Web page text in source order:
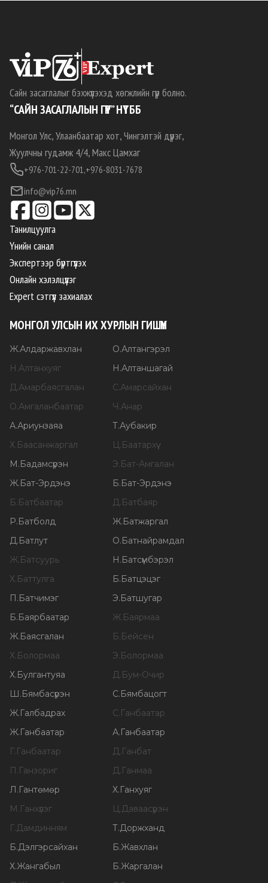
Сайн засаглалыг бэхжүүлэхэд хөгжлийн гүүр болно.
“САЙН ЗАСАГЛАЛЫН ГҮҮР” НҮТББ
Монгол Улс, Улаанбаатар хот, Чингэлтэй дүүрэг,
Жуулчны гудамж 4/4, Макс Цамхаг
+976-701-22-701,+976-8031-7678
info@vip76.mn
Танилцуулга
Үнийн санал
Экспертээр бүртгүүлэх
Онлайн хэлэлцүүлэг
Expert сэтгүүл захиалах
МОНГОЛ УЛСЫН ИХ ХУРЛЫН ГИШҮҮН
Ж.Алдаржавхлан О.Алтангэрэл
Н.Алтанхуяг Н.Алтаншагай
Д.Амарбаясгалан С.Амарсайхан
О.Амгаланбаатар Ч.Анар
А.Ариунзаяа Т.Аубакир
Х.Баасанжаргал Ц.Баатархүү
М.Бадамсүрэн Э.Бат-Амгалан
Ж.Бат-Эрдэнэ Б.Бат-Эрдэнэ
Б.Батбаатар Д.Батбаяр
Р.Батболд Ж.Батжаргал
Д.Батлут О.Батнайрамдал
Ж.Батсуурь Н.Батсүмбэрэл
Х.Баттулга Б.Батцэцэг
П.Батчимэг Э.Батшугар
Б.Баярбаатар Ж.Баярмаа
Ж.Баясгалан Б.Бейсен
Х.Болормаа Э.Болормаа
Х.Булгантуяа Д.Бум-Очир
Ш.Бямбасүрэн С.Бямбацогт
Ж.Галбадрах С.Ганбаатар
Ж.Ганбаатар А.Ганбаатар
Г.Ганбаатар Д.Ганбат
П.Ганзориг Д.Ганмаа
Л.Гантөмөр Х.Ганхуяг
М.Ганхүлэг Ц.Даваасүрэн
Г.Дамдинням Т.Доржханд
Б.Дэлгэрсайхан Б.Жавхлан
Х.Жангабыл Б.Жаргалан